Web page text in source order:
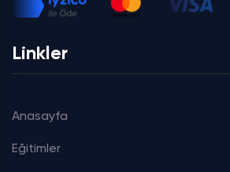
Linkler
Anasayfa
Eğitimler